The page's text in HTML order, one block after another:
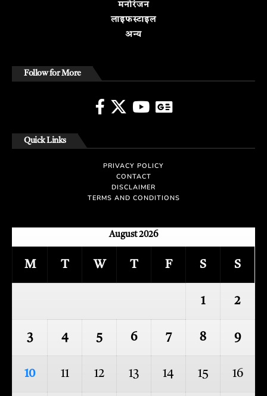
मनोरंजन
लाइफस्टाइल
अन्य
Follow for More
Quick Links
PRIVACY POLICY
CONTACT
DISCLAIMER
TERMS AND CONDITIONS
August 2026
M T W T F S S
1 2
3 4 5 6 7 8 9
10 11 12 13 14 15 16